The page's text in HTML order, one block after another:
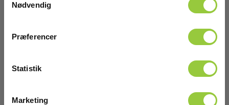
Nødvendig
Præferencer
Statistik
Marketing